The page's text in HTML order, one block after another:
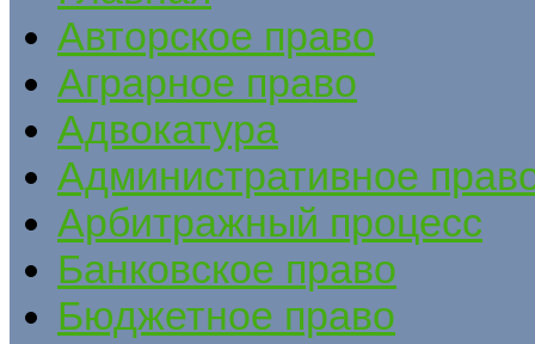
Авторское право
Аграрное право
Адвокатура
Административное
Арбитражный процесс
Банковское право
Бюджетное право